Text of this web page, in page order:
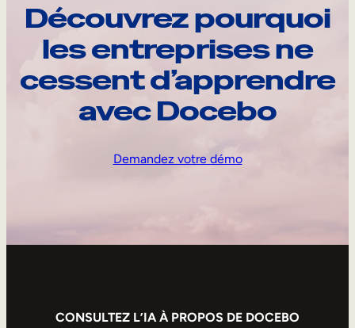
Découvrez pourquoi
les entreprises ne
cessent d’apprendre
avec Docebo
Demandez votre démo
CONSULTEZ L’IA À PROPOS DE DOCEBO